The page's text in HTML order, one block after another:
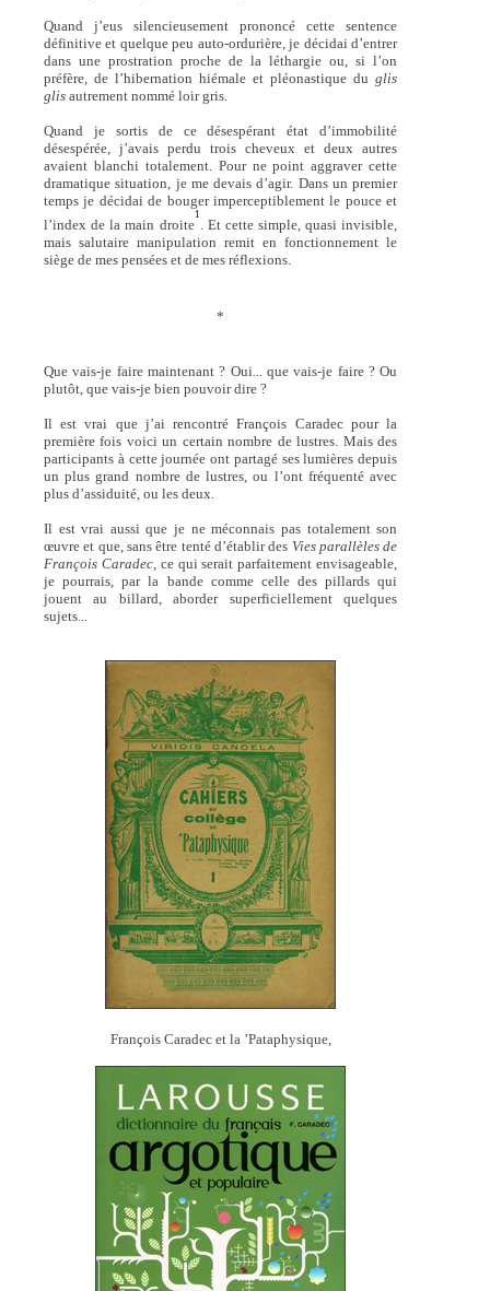
Quand j’eus silencieusement prononcé cette sentence
définitive et quelque peu auto-ordurière, je décidai d’entrer
dans une prostration proche de la léthargie ou, si l’on
préfère, de l’hibernation hiémale et pléonastique duglis
glisautrement nommé loir gris.
Quand je sortis de ce désespérant état d’immobilité
désespérée, j’avais perdu trois cheveux et deux autres
avaient blanchi totalement. Pour ne point aggraver cette
dramatique situation, je me devais d’agir. Dans un premier
temps je décidai de bouger imperceptiblement le pouce et
l’index de la main droite
1
. Et cette simple, quasi invisible,
mais salutaire manipulation remit en fonctionnement le
siège de mes pensées et de mes réflexions.
*
Que vais-je faire maintenant ? Oui... que vais-je faire ? Ou
plutôt, que vais-je bien pouvoir dire ?
Il est vrai que j’ai rencontré François Caradec pour la
première fois voici un certain nombre de lustres. Mais des
participants à cette journée ont partagé ses lumières depuis
un plus grand nombre de lustres, ou l’ont fréquenté avec
plus d’assiduité, ou les deux.
Il est vrai aussi que je ne méconnais pas totalement son
œuvre et que, sans être tenté d’établir des Vies parallèles de
François Caradec, ce qui serait parfaitement envisageable,
je pourrais, par la bande comme celle des pillards qui
jouent au billard, aborder superficiellement quelques
sujets...
François Caradec et la ’Pataphysique,